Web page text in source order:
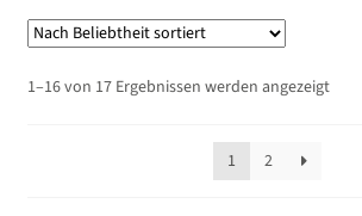
für Projektoren
für Canon
1–16 von 17 Ergebnissen werden angezeigtNach
1
2